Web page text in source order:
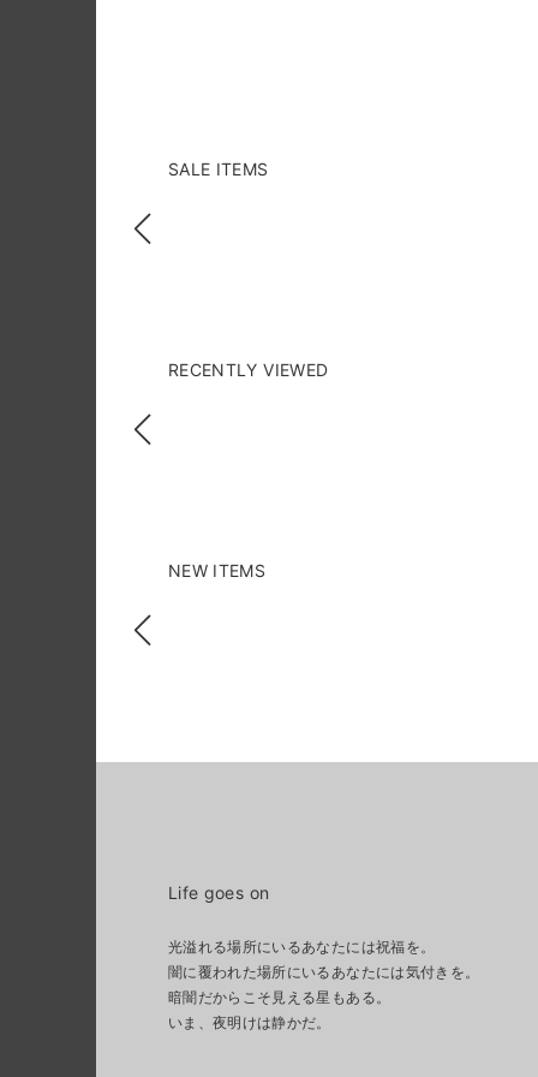
SALE ITEMS
RECENTLY VIEWED
NEW ITEMS
Life goes on
光溢れる場所にいるあなたには祝福を。
闇に覆われた場所にいるあなたには気付きを。
暗闇だからこそ見える星もある。
いま、夜明けは静かだ。